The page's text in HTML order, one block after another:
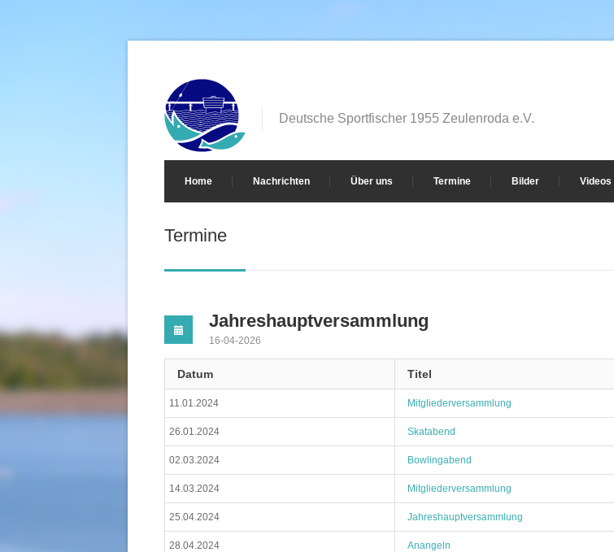
Deutsche Sportfischer 1955 Zeulenroda e.V.
Home Nachrichten Über uns Termine Bilder Videos
Termine
Jahreshauptversammlung
16-04-2026
Datum Titel
11.01.2024 Mitgliederversammlung
26.01.2024 Skatabend
02.03.2024 Bowlingabend
14.03.2024 Mitgliederversammlung
25.04.2024 Jahreshauptversammlung
28.04.2024 Anangeln